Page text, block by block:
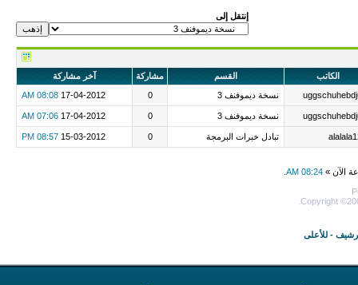
إنتقل إلى
الكاتب القسم مشاركة
آخر مشاركة
نسخة ديموفنف 3 0
17-04-2012
08:08 AM
نسخة ديموفنف 3 0
17-04-2012
07:06 AM
تبادل خبرات البرمجة 0
15-03-2012
08:57 PM
الآن » 08:24 AM
Copyright
- للأعلى